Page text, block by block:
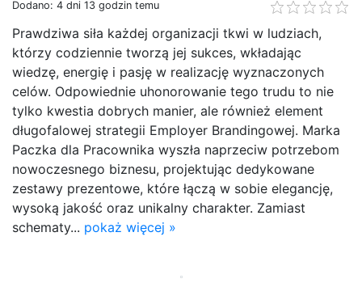
Dodano: 4 dni 13 godzin temu
Prawdziwa siła każdej organizacji tkwi w ludziach,
którzy codziennie tworzą jej sukces, wkładając
wiedzę, energię i pasję w realizację wyznaczonych
celów. Odpowiednie uhonorowanie tego trudu to nie
tylko kwestia dobrych manier, ale również element
długofalowej strategii Employer Brandingowej. Marka
Paczka dla Pracownika wyszła naprzeciw potrzebom
nowoczesnego biznesu, projektując dedykowane
zestawy prezentowe, które łączą w sobie elegancję,
wysoką jakość oraz unikalny charakter. Zamiast
schematy... pokaż więcej »